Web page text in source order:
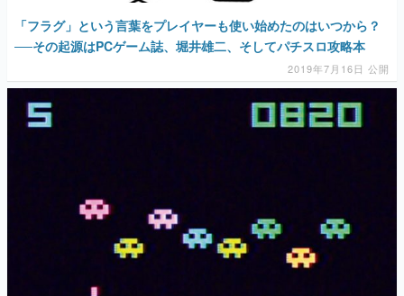
「フラグ」という言葉をプレイヤーも使い始めたのはいつから？
──その起源はPCゲーム誌、堀井雄二、そしてパチスロ攻略本
2019年7月16日 公開